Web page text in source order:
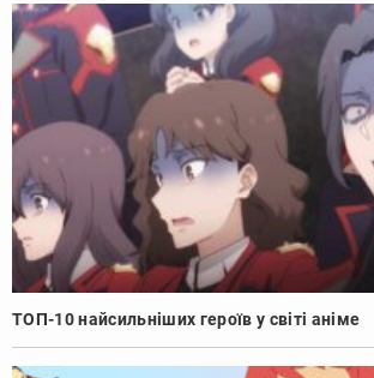
ТОП-10 найсильніших героїв у світі аніме